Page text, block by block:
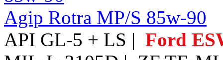
Agip Rotra MP/S 85w-90
API GL-5 + LS | Ford